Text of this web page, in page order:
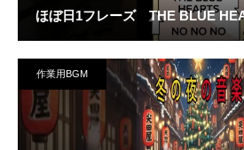
ほぼ日1フレーズ THE BLUE
作業用BGM